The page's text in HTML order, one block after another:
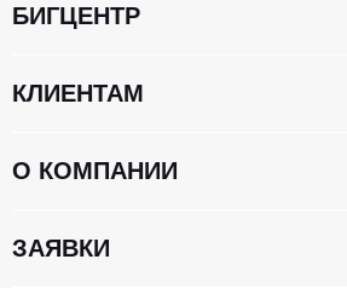
БИГЦЕНТР
КЛИЕНТАМ
О КОМПАНИИ
ЗАЯВКИ